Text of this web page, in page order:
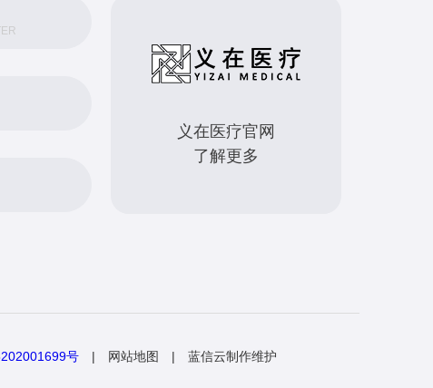
义在医疗官网
了解更多
号| 网站地图 | 蓝信云制作维护